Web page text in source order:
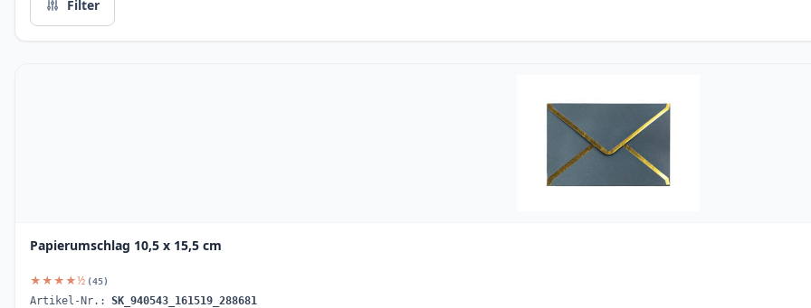
Filter
Papierumschlag 10,5 x 15,5 cm
★★★★½ (45)
Artikel-Nr.: SK_940543_161519_288681